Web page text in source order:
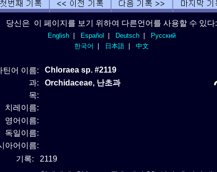
당신은 이 페이지를 보기 위하여 다른언어를 사용할 수 있다:
English| Español Deutsch|
Русский
한국어
日本語 中文
틴어 이름:
Chloraea sp. #2119
과:
Orchidaceae, 난초과
목:
치레이름:
영어이름:
독일이름:
아어이름:
기록:
2119